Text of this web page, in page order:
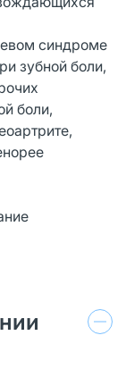
синдроме
зубной боли,
боли,